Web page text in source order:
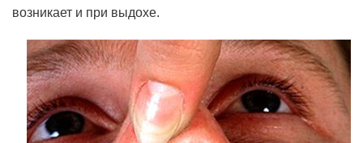
возникает и при выдохе.